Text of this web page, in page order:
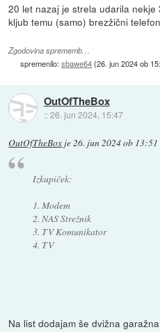
20 let nazaj je strela udarila
kljub temu (samo) brezžični
Zgodovina sprememb…
spremenilo:sbawe64(26. jun 2024 ob
OutOfTheBox
::26. jun 2024, 15:47
OutOfTheBox je26. jun 2024 ob 13:51
Izkupiček:
1. Modem
2. NAS Strežnik
3. TV Komunikator
4. TV
Na list dodajam še dvižna